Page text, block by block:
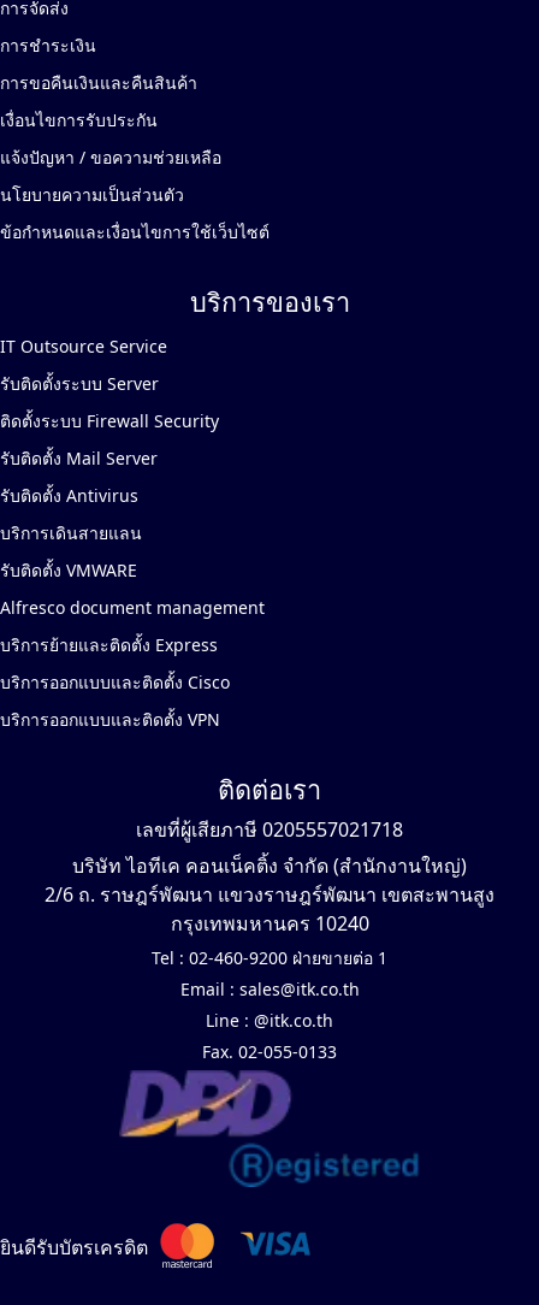
การจัดส่ง
การชำระเงิน
การขอคืนเงินและคืนสินค้า
เงื่อนไขการรับประกัน
แจ้งปัญหา / ขอความช่วยเหลือ
นโยบายความเป็นส่วนตัว
ข้อกำหนดและเงื่อนไขการใช้เว็บไซต์
บริการของเรา
IT Outsource Service
รับติดตั้งระบบ Server
ติดตั้งระบบ Firewall Security
รับติดตั้ง Mail Server
รับติดตั้ง Antivirus
บริการเดินสายแลน
รับติดตั้ง VMWARE
Alfresco document management
บริการย้ายและติดตั้ง Express
บริการออกแบบและติดตั้ง Cisco
บริการออกแบบและติดตั้ง VPN
ติดต่อเรา
เลขที่ผู้เสียภาษี 0205557021718
บริษัท ไอทีเค คอนเน็คติ้ง จำกัด (สำนักงานใหญ่)
2/6 ถ. ราษฎร์พัฒนา แขวงราษฎร์พัฒนา เขตสะพานสูง
กรุงเทพมหานคร 10240
Tel : 02-460-9200 ฝ่ายขายต่อ 1
Email : sales@itk.co.th
Line : @itk.co.th
Fax. 02-055-0133
ยินดีรับบัตรเครดิต